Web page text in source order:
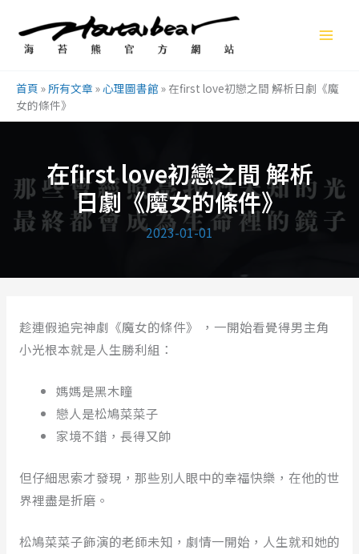
容
首頁 »所有文章 »心理圖書館 » 在first love初戀之間 解析日劇《魔
女的條件》
在first love初戀之間 解析
日劇《魔女的條件》
2023-01-01
趁連假追完神劇《魔女的條件》 ，一開始看覺得男主角
小光根本就是人生勝利組：
媽媽是黑木瞳
戀人是松鳩菜菜子
家境不錯，長得又帥
但仔細思索才發現，那些別人眼中的幸福快樂，在他的世
界裡盡是折磨。
松鳩菜菜子飾演的老師未知，劇情一開始，人生就和她的